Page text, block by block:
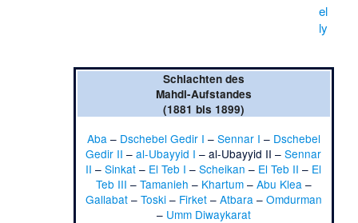
el
ly
Schlachten des
Mahdi-Aufstandes
(1881 bis 1899)
Aba – Dschebel Gedir I – Sennar I – Dschebel
Gedir II –al-Ubayyid I –al-Ubayyid II –Sennar
II –Sinkat – El Teb I –Scheikan – El Teb II – El
Teb III – Tamanieh – Khartum– Abu Klea –
Gallabat– Toski– Firket– Atbara – Omdurman
– Umm Diwaykarat